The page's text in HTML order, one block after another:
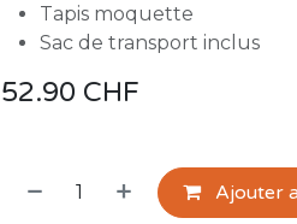
Tapis moquette
Sac de transport inclus
52.90 CHF
Ajouter